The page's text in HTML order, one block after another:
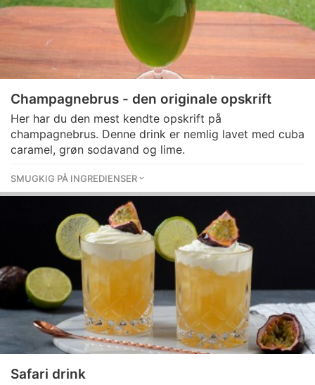
Champagnebrus - den originale opskrift
Her har du den mest kendte opskrift på
champagnebrus. Denne drink er nemlig lavet med cuba
caramel, grøn sodavand og lime.
SMUGKIG PÅ INGREDIENSER
Safari drink